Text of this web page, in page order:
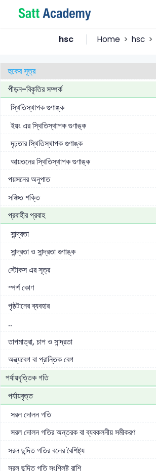
hsc Home hsc
পদার্থের বন্ধন
আন্তঃআণবিক বল ও পদার্থের স্থিতিস্থাপকতা
হুকের সূত্র
পীড়ন-বিকৃতির সম্পর্ক
স্থিতিস্থাপক গুণাঙ্ক
ইয়ং এর স্থিতিস্থাপক গুণাঙ্ক
দৃঢ়তার স্থিতিস্থাপক গুণাঙ্ক
আয়তনের স্থিতিস্থাপক গুণাঙ্ক
পয়সনের অনুপাত
সঞ্চিত শক্তি
প্রবাহীর প্রবাহ
সান্দ্রতা
সান্দ্রতা ও সান্দ্রতা গুণাঙ্ক
স্টোকস এর সূত্র
স্পর্শ কোণ
পৃষ্ঠটানের ব্যবহার
..
তাপমাত্রা, চাপ ও সান্দ্রতা
অন্ত্যবেগ বা প্রান্তিক বেগ
পর্যায়বৃত্তিক গতি
পর্যায়বৃত্ত
সরল দোলন গতি
সরল দোলন গতির অন্তরক বা ব্যবকলনীয় সমীকরণ
সরল ছন্দিত গতির বলের বৈশিষ্ট্য
সরল ছন্দিত গতি সংশ্লিষ্ট রাশি